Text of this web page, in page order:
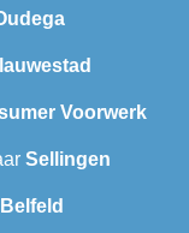
Voorwerk
Sellingen
Belfeld